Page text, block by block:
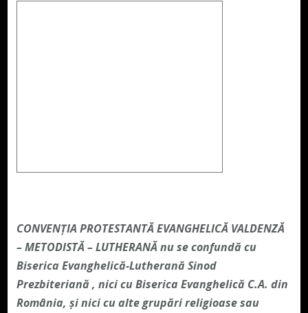
CONVENŢIA PROTESTANTĂ EVANGHELICĂ VALDENZĂ
– METODISTĂ – LUTHERANĂ nu se confundă cu
Biserica Evanghelică-Lutherană Sinod
Prezbiteriană , nici cu Biserica Evanghelică C.A. din
România, și nici cu alte grupări religioase sau